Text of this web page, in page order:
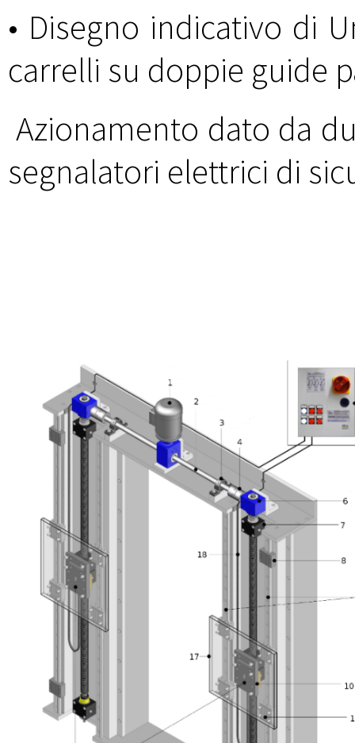
• Disegno indicativo di
carrelli su doppie guide
Azionamento dato da
segnalatori elettrici di